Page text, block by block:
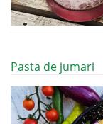
Pasta de jumari